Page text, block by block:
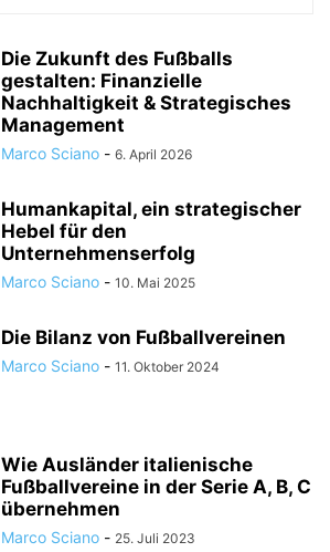
Die Zukunft des Fußballs
gestalten: Finanzielle
Nachhaltigkeit & Strategisches
Management
Marco Sciano - 6. April 2026
Humankapital, ein strategischer
Hebel für den
Unternehmenserfolg
Marco Sciano - 10. Mai 2025
Die Bilanz von Fußballvereinen
Marco Sciano - 11. Oktober 2024
Wie Ausländer italienische
Fußballvereine in der Serie A, B, C
übernehmen
Marco Sciano - 25. Juli 2023